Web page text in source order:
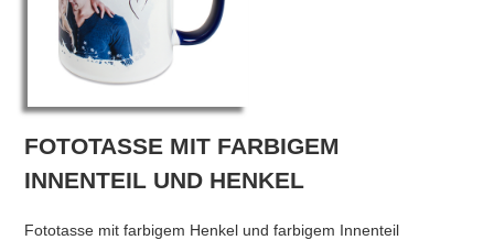
FOTOTASSE MIT FARBIGEM
INNENTEIL UND HENKEL
Fototasse mit farbigem Henkel und farbigem Innenteil